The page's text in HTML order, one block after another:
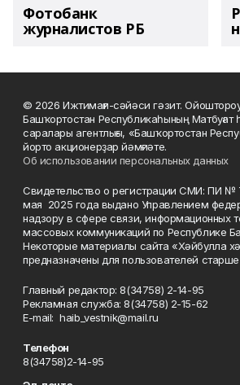
Фотобанк
журналистов РБ
© 2026 Ижтимағи-сәйәси гәзит.
Башҡортостан Республикаһының Матбуғат
саралары агентлығы, «Башҡортостан
йорто акционерҙар йәмғиәте.
Об использовании персональных данных
Свидетельство о регистрации СМИ: ПИ №
мая 2025 года выдано Управлением
надзору в сфере связи, информационных
массовых коммуникаций по Республике
Некоторые материалы сайта «Хәйбулла
предназначены для пользователей старше
Главный редактор: 8(34758) 2-14-95
Рекламная служба: 8(34758) 2-15-62
Е-mаil: haib_vestnik@mail.ru
Телефон
8(34758)2-14-95